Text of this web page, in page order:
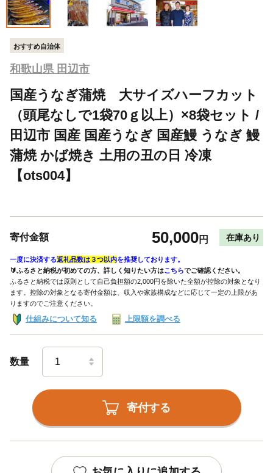
おすすめ自治体
和歌山県 田辺市
国産うなぎ蒲焼 大サイズハーフカット
（頭尾なしで1袋70ｇ以上）×8袋セット /
田辺市 国産 国産うなぎ 国産鰻 うなぎ 鰻
蒲焼 かば焼き 土用の丑の日 冷凍
【ots004】
寄付金額 50,000円 在庫あり
一度に決済する返礼品数は３つ以内を推奨しております。
🔰ふるさと納税が初めての方、詳しく知りたい方はこちらでご確認ください。
ふるさと納税では原則として自己負担額の2,000円を除いた全額が控除の対象となり
ます。控除の対象となる寄付金額は、収入や家族構成などに応じて一定の上限があ
りますのでご注意ください。
仕組みについて知る 上限額を調べる
数量
寄付する